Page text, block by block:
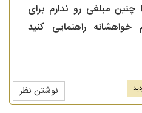
مبلغی رو ندارم برای
خواهشانه راهنمایی کنید
نوشتن نظر